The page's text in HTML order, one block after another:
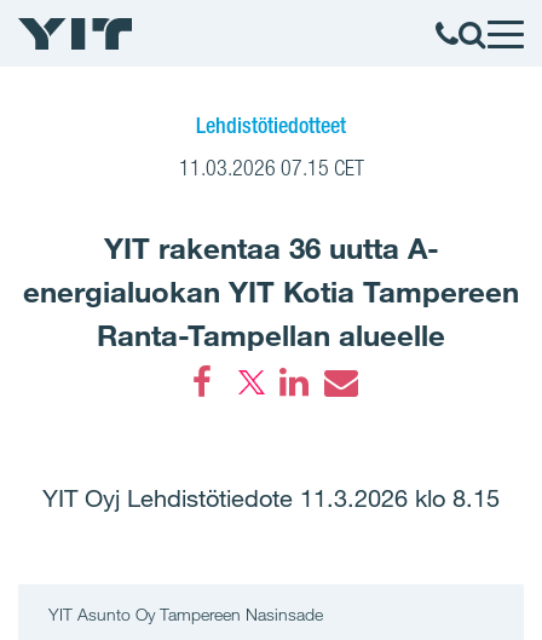
Lehdistötiedotteet
11.03.2026 07.15 CET
YIT rakentaa 36 uutta A-
energialuokan YIT Kotia Tampereen
Ranta-Tampellan alueelle
YIT Oyj Lehdistötiedote 11.3.2026 klo 8.15
YIT Asunto Oy Tampereen Nasinsade